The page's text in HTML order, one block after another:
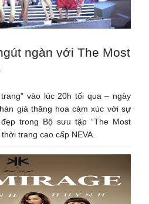
ngàn với The Most
vào lúc 20h tối qua – ngày
giả thăng hoa cảm xúc với sự
trong Bộ sưu tập “The Most
trang cao cấp NEVA.